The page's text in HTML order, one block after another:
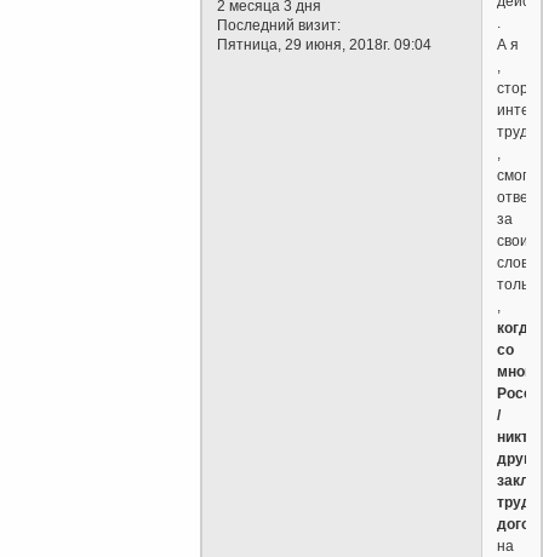
2 месяца 3 дня
Последний визит:
Пятница, 29 июня, 2018г. 09:04
А я
труда
смогу
за
свои
слова
только
когда
со
мной
/
никто
на